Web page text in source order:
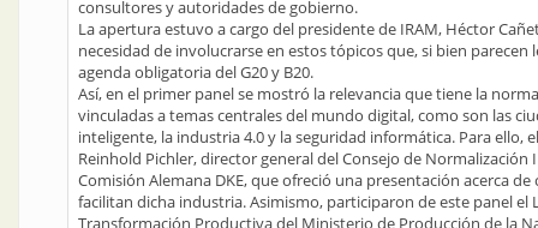
consultores y autoridades de gobierno.
La apertura estuvo a cargo del presidente de IRAM, Héctor
necesidad de involucrarse en estos tópicos que, si bien parecen
agenda obligatoria del G20 y B20.
Así, en el primer panel se mostró la relevancia que tiene la
vinculadas a temas centrales del mundo digital, como son las
inteligente, la industria 4.0 y la seguridad informática. Para ello,
Reinhold Pichler, director general del Consejo de
Comisión Alemana DKE, que ofreció una presentación acerca
facilitan dicha industria. Asimismo, participaron de este panel el
Transformación Productiva del Ministerio de Producción de la